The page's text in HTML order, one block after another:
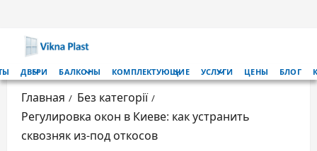
содержимому
меню
ДВЕРИ БАЛКОНЫ КОМПЛЕКТУЮЩИЕ УСЛУГИ ЦЕНЫ БЛОГ
Главная
Без категорії
Регулировка окон в Киеве: как устранить
сквозняк из-под откосов